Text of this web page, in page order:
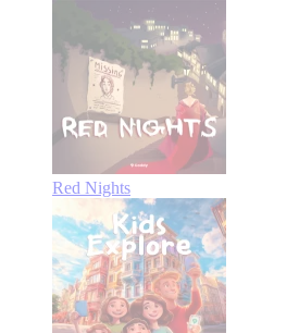
Red Nights